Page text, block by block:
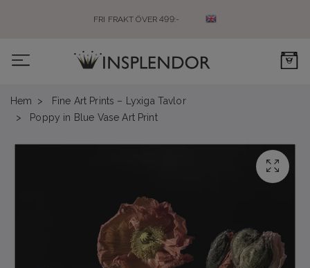
FRI FRAKT ÖVER 499:-
0
Hem
Fine Art Prints – Lyxiga Tavlor
Poppy in Blue Vase Art Print